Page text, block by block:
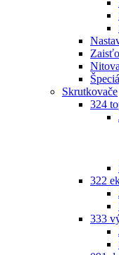
Skrutkovače
324
322
333